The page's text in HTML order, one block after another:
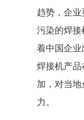
趋势，企
污染的焊
着中国企
焊接机产
加，对当
力。